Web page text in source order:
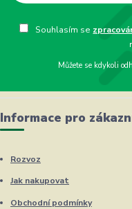
Souhlasím se
Můžete se kdykoli
Informace pro
Rozvoz
Jak nakupovat
Obchodní podmínky